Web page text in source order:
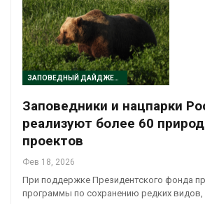
ЗАПОВЕДНЫЙ ДАЙДЖЕСТ
Заповедники и нацпарки
реализуют более 60
проектов
Фев 18, 2026
При поддержке Президентского фонда
программы по сохранению редких